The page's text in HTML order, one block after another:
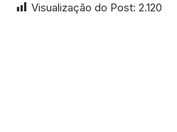
Visualização do Post: 2.120